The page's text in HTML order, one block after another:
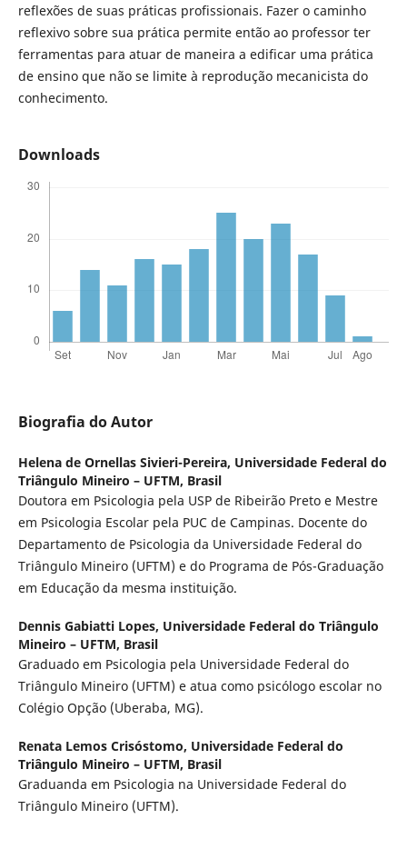
reflexões de suas práticas profissionais. Fazer o caminho
reflexivo sobre sua prática permite então ao professor ter
ferramentas para atuar de maneira a edificar uma prática
de ensino que não se limite à reprodução mecanicista do
conhecimento.
Downloads
Biografia do Autor
Helena de Ornellas Sivieri-Pereira, Universidade Federal do
Triângulo Mineiro – UFTM, Brasil
Doutora em Psicologia pela USP de Ribeirão Preto e Mestre
em Psicologia Escolar pela PUC de Campinas. Docente do
Departamento de Psicologia da Universidade Federal do
Triângulo Mineiro (UFTM) e do Programa de Pós-Graduação
em Educação da mesma instituição.
Dennis Gabiatti Lopes, Universidade Federal do Triângulo
Mineiro – UFTM, Brasil
Graduado em Psicologia pela Universidade Federal do
Triângulo Mineiro (UFTM) e atua como psicólogo escolar no
Colégio Opção (Uberaba, MG).
Renata Lemos Crisóstomo, Universidade Federal do
Triângulo Mineiro – UFTM, Brasil
Graduanda em Psicologia na Universidade Federal do
Triângulo Mineiro (UFTM).